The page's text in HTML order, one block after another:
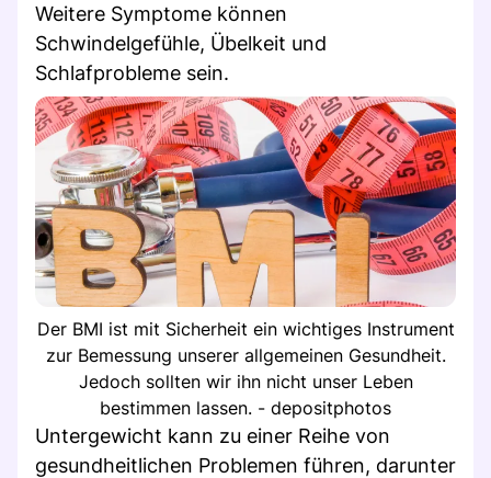
Weitere Symptome können
Schwindelgefühle, Übelkeit und
Schlafprobleme sein.
Der BMI ist mit Sicherheit ein wichtiges Instrument
zur Bemessung unserer allgemeinen Gesundheit.
Jedoch sollten wir ihn nicht unser Leben
bestimmen lassen. - depositphotos
Untergewicht kann zu einer Reihe von
gesundheitlichen Problemen führen, darunter